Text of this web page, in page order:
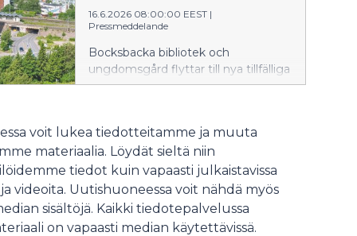
alkuvuoden ja kevään 2027 aikana.
Väistötilat ovat tämänhetkisen
arvion mukaan käytössä noin
seitsemän vuoden ajan.
16.6.2026 08:00:00 EEST |
Pressmeddelande
Bocksbacka bibliotek och
ungdomsgård flyttar till nya tillfälliga
lokaler på fjärde våningen i S-
färdiga under 2026 och biblioteket
och ungdomsgården planeras flytta
in i de nya lokalerna i början av året
och våren 2027. Man uppskattar att
de tillfälliga utrymmena är i bruk i
cirka sju år.
voit lukea tiedotteitamme ja muuta
materiaalia. Löydät sieltä niin
tiedot kuin vapaasti julkaistavissa
videoita. Uutishuoneessa voit nähdä myös
sisältöjä. Kaikki tiedotepalvelussa
on vapaasti median käytettävissä.